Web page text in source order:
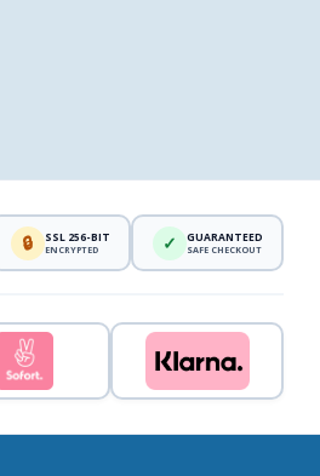
🔒 SSL 256-BIT
ENCRYPTED ✓ GUARANTEED
SAFE CHECKOUT